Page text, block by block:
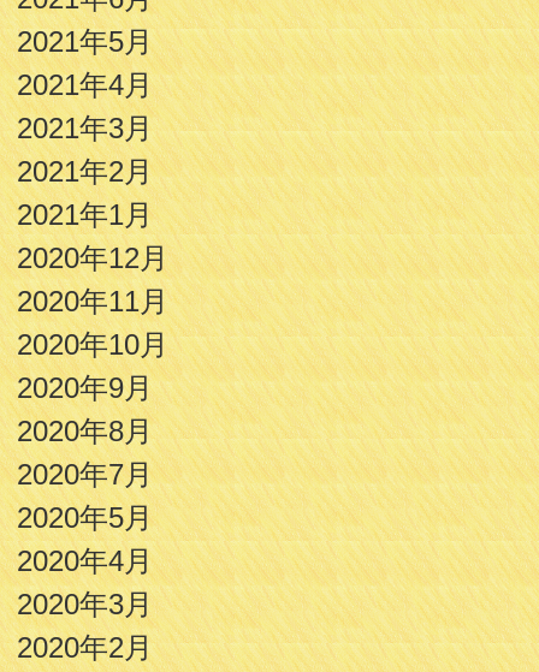
2021年5月
2021年4月
2021年3月
2021年2月
2021年1月
2020年12月
2020年11月
2020年10月
2020年9月
2020年8月
2020年7月
2020年5月
2020年4月
2020年3月
2020年2月